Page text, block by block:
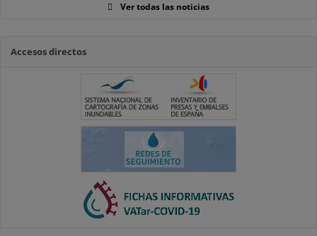
Ver todas las noticias
Accesos directos